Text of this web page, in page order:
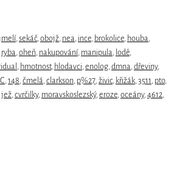
,sekáč,obojž, nea, ince, brokolice, houba,
ryba,oheň, nakupování, manipula, lodě,
, hmotnost, hlodavci,enolog,dmna,dřeviny,
,148,čmelá,clarkson, p%27,živic, křižák,3511 , pto,
jež,cvrčilky, moravskoslezský,eroze,oceány,4612,